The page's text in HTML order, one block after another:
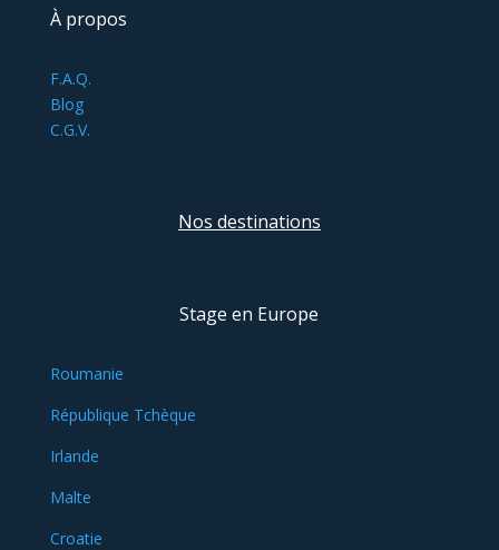
À propos
F.A.Q.
Blog
C.G.V.
Nos destinations
Stage en Europe
Roumanie
République Tchèque
Irlande
Malte
Croatie